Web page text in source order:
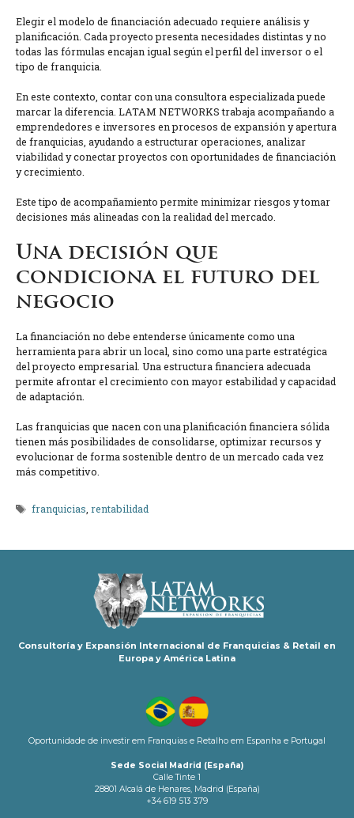
Elegir el modelo de financiación adecuado requiere análisis y
planificación. Cada proyecto presenta necesidades distintas y no
todas las fórmulas encajan igual según el perfil del inversor o el
tipo de franquicia.
En este contexto, contar con una consultora especializada puede
marcar la diferencia. LATAM NETWORKS trabaja acompañando a
emprendedores e inversores en procesos de expansión y apertura
de franquicias, ayudando a estructurar operaciones, analizar
viabilidad y conectar proyectos con oportunidades de financiación
y crecimiento.
Este tipo de acompañamiento permite minimizar riesgos y tomar
decisiones más alineadas con la realidad del mercado.
Una decisión que
condiciona el futuro del
negocio
La financiación no debe entenderse únicamente como una
herramienta para abrir un local, sino como una parte estratégica
del proyecto empresarial. Una estructura financiera adecuada
permite afrontar el crecimiento con mayor estabilidad y capacidad
de adaptación.
Las franquicias que nacen con una planificación financiera sólida
tienen más posibilidades de consolidarse, optimizar recursos y
evolucionar de forma sostenible dentro de un mercado cada vez
más competitivo.
Etiquetas
franquicias ,rentabilidad
Consultoría y Expansión Internacional de Franquicias & Retail en
Europa y América Latina
Oportunidade de investir em Franquias e Retalho em Espanha e Portugal
Sede Social Madrid (España)
Calle Tinte 1
28801 Alcalá de Henares, Madrid (España)
+34 619 513 379